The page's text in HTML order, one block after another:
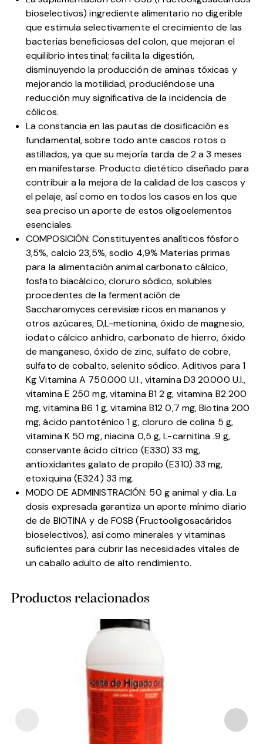
bioselectivos) ingrediente alimentario no digerible
que estimula selectivamente el crecimiento de las
bacterias beneficiosas del colon, que mejoran el
equilibrio intestinal; facilita la digestión,
disminuyendo la producción de aminas tóxicas y
mejorando la motilidad, produciéndose una
reducción muy significativa de la incidencia de
cólicos.
La constancia en las pautas de dosificación es
fundamental, sobre todo ante cascos rotos o
astillados, ya que su mejoría tarda de 2 a 3 meses
en manifestarse. Producto dietético diseñado para
contribuir a la mejora de la calidad de los cascos y
el pelaje, así como en todos los casos en los que
sea preciso un aporte de estos oligoelementos
esenciales.
COMPOSICIÓN: Constituyentes analíticos fósforo
3,5%, calcio 23,5%, sodio 4,9% Materias primas
para la alimentación animal carbonato cálcico,
fosfato biacálcico, cloruro sódico, solubles
procedentes de la fermentación de
Saccharomyces cerevisiæ ricos en mananos y
otros azúcares, D,L-metionina, óxido de magnesio,
iodato cálcico anhidro, carbonato de hierro, óxido
de manganeso, óxido de zinc, sulfato de cobre,
sulfato de cobalto, selenito sódico. Aditivos para 1
Kg Vitamina A 750.000 U.I., vitamina D3 20.000 U.I.,
vitamina E 250 mg, vitamina B1 2 g, vitamina B2 200
mg, vitamina B6 1 g, vitamina B12 0,7 mg, Biotina 200
mg, ácido pantoténico 1 g, cloruro de colina 5 g,
vitamina K 50 mg, niacina 0,5 g, L-carnitina .9 g,
conservante ácido cítrico (E330) 33 mg,
antioxidantes galato de propilo (E310) 33 mg,
etoxiquina (E324) 33 mg.
MODO DE ADMINISTRACIÓN: 50 g animal y día. La
dosis expresada garantiza un aporte mínimo diario
de de BIOTINA y de FOSB (Fructooligosacáridos
bioselectivos), así como minerales y vitaminas
suficientes para cubrir las necesidades vitales de
un caballo adulto de alto rendimiento.
Productos relacionados